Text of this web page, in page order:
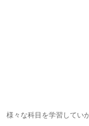
様々な科目を学習してい